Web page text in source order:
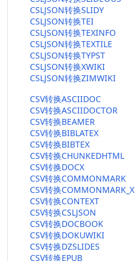
CSLJSON转换SLIDY
CSLJSON转换TEI
CSLJSON转换TEXINFO
CSLJSON转换TEXTILE
CSLJSON转换TYPST
CSLJSON转换XWIKI
CSLJSON转换ZIMWIKI
CSV转换ASCIIDOC
CSV转换ASCIIDOCTOR
CSV转换BEAMER
CSV转换BIBLATEX
CSV转换BIBTEX
CSV转换CHUNKEDHTML
CSV转换DOCX
CSV转换COMMONMARK
CSV转换COMMONMARK_X
CSV转换CONTEXT
CSV转换CSLJSON
CSV转换DOCBOOK
CSV转换DOKUWIKI
CSV转换DZSLIDES
CSV转换EPUB